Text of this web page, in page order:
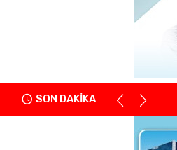
SON DAKİKA